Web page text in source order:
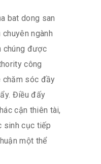
bat dong san
ngành
chúng được
công
chăm sóc đầy
Điều đấy
cận thiên tài,
sinh cục tiếp
một thể